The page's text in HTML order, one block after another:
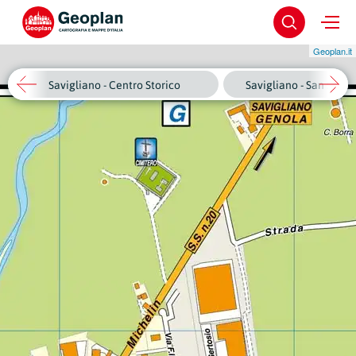
Geoplan.it
Savigliano - Centro Storico Savigliano - San